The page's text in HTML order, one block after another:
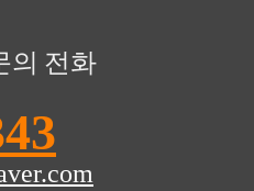
의 전화